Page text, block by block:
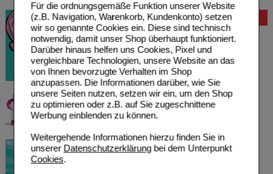
Für die ordnungsgemäße Funktion unserer Website
(z.B. Navigation, Warenkorb, Kundenkonto) setzen
wir so genannte Cookies ein. Diese sind technisch
notwendig, damit unser Shop überhaupt funktioniert.
Darüber hinaus helfen uns Cookies, Pixel und
vergleichbare Technologien, unsere Website an das
von Ihnen bevorzugte Verhalten im Shop
anzupassen. Die Informationen darüber, wie Sie
unsere Seiten nutzen, setzen wir ein, um den Shop
zu optimieren oder z.B. auf Sie zugeschnittene
Werbung einblenden zu können.
Weitergehende Informationen hierzu finden Sie in
unserer Datenschutzerklärungbei dem Unterpunkt
Cookies.
Bewertung